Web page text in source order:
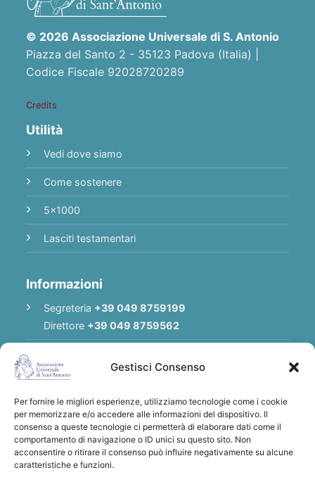
Gestisci Consenso
Per fornire le migliori esperienze, utilizziamo tecnologie come i cookie
per memorizzare e/o accedere alle informazioni del dispositivo. Il
consenso a queste tecnologie ci permetterà di elaborare dati come il
comportamento di navigazione o ID unici su questo sito. Non
acconsentire o ritirare il consenso può influire negativamente su alcune
caratteristiche e funzioni.
© 2026 Associazione Universale di S. Antonio
Piazza del Santo 2 - 35123 Padova (Italia) |
Codice Fiscale 92028720289
Credits
Utilità
Vedi dove siamo
Come sostenere
5x1000
Lasciti testamentari
Informazioni
Segreteria +39 049 8759199
Direttore +39 049 8759562
E-mail
Privacy Policy
Grazie per qualsiasi donazione a sostegno